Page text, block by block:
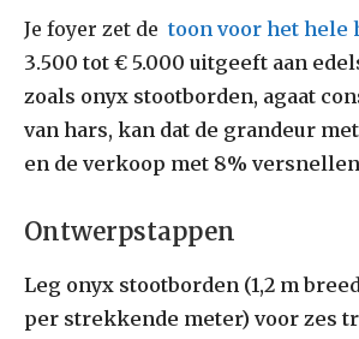
Je foyer zet de toon voor het hele
3.500 tot € 5.000 uitgeeft aan
zoals onyx stootborden, agaat
van hars, kan dat de grandeur
en de verkoop met 8%
Ontwerpstappen
Leg onyx stootborden (1,2 m
per strekkende meter) voor zes